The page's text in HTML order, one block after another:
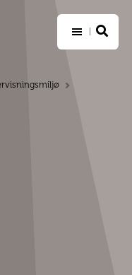
>